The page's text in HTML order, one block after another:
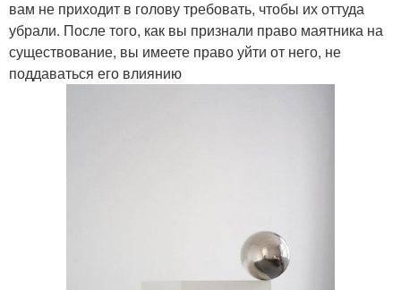
вам не приходит в голову требовать, чтобы их оттуда
убрали. После того, как вы признали право маятника на
существование, вы имеете право уйти от него, не
поддаваться его влиянию